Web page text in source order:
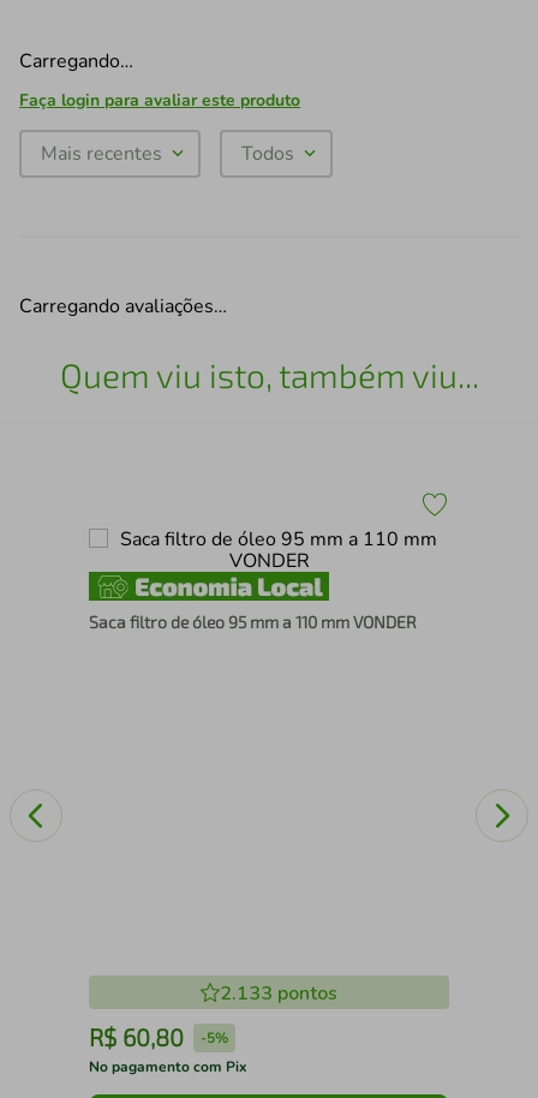
Carregando…
Faça login para avaliar este produto
Mais recentes Todos
Carregando avaliações…
Quem viu isto, também viu...
Saca filtro de óleo 95 mm a 110 mm VONDER
2.133 pontos
R$ 60,80 -5%
No pagamento com Pix